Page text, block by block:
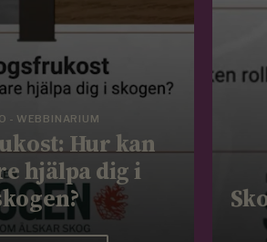
- WEBBINARIUM
Hur kan
hjälpa dig i